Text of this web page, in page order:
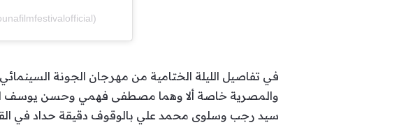
والمصرية خاصة ألا وهما مصطفى فهمي وحسن يوسف
سيد رجب وسلوى محمد علي بالوقوف دقيقة حداد في